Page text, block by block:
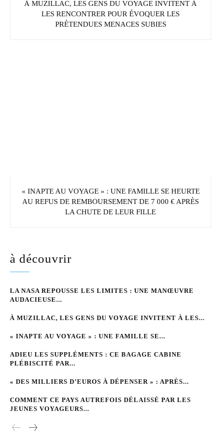
À MUZILLAC, LES GENS DU VOYAGE INVITENT À
LES RENCONTRER POUR ÉVOQUER LES
PRÉTENDUES MENACES SUBIES
« INAPTE AU VOYAGE » : UNE FAMILLE SE HEURTE
AU REFUS DE REMBOURSEMENT DE 7 000 € APRÈS
LA CHUTE DE LEUR FILLE
à découvrir
LA NASA REPOUSSE LES LIMITES : UNE MANŒUVRE
AUDACIEUSE...
À MUZILLAC, LES GENS DU VOYAGE INVITENT À LES...
« INAPTE AU VOYAGE » : UNE FAMILLE SE...
ADIEU LES SUPPLÉMENTS : CE BAGAGE CABINE
PLÉBISCITÉ PAR...
« DES MILLIERS D’EUROS À DÉPENSER » : APRÈS...
COMMENT CE PAYS AUTREFOIS DÉLAISSÉ PAR LES
JEUNES VOYAGEURS...